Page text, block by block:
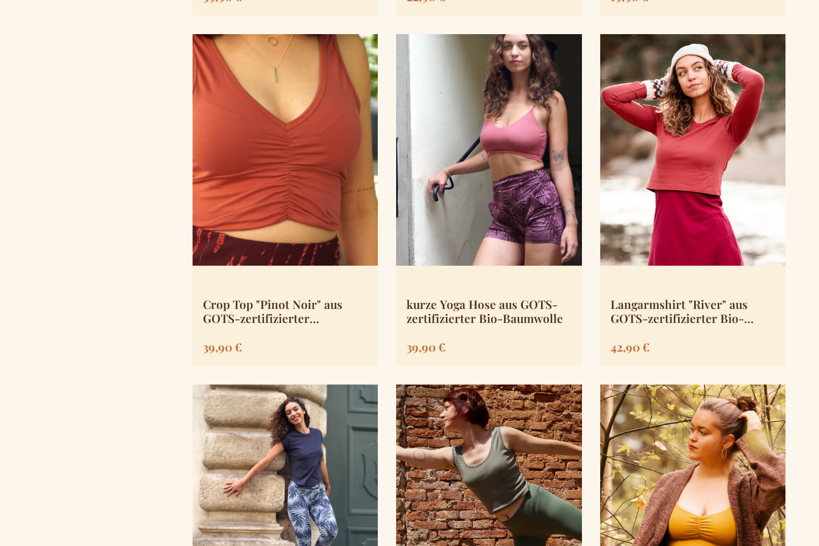
Crop Top "Pinot Noir" aus
GOTS-zertifizierter
Regulärer Preis:
39,90 €
kurze Yoga Hose aus GOTS-
zertifizierter Bio-Baumwolle
Regulärer Preis:
39,90 €
Langarmshirt "River" aus
GOTS-zertifizierter Bio-
Regulärer Preis:
42,90 €